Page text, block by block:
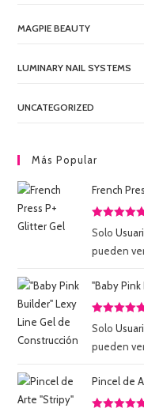
MAGPIE BEAUTY
LUMINARY NAIL SYSTEMS
UNCATEGORIZED
Más Popular
French
Valorado
5.00
5
Solo
pueden
"Baby
Valorado
5.00
5
Solo
pueden
Pincel de